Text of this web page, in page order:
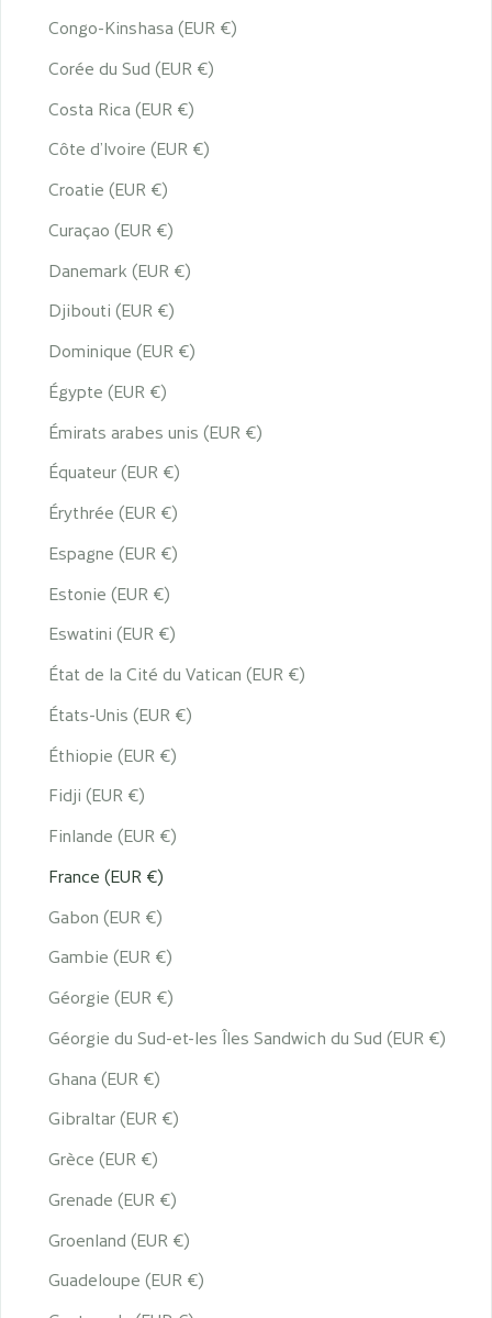
Congo-Kinshasa (EUR €)
Corée du Sud (EUR €)
Costa Rica (EUR €)
Côte d’Ivoire (EUR €)
Croatie (EUR €)
Curaçao (EUR €)
Danemark (EUR €)
Djibouti (EUR €)
Dominique (EUR €)
Égypte (EUR €)
Émirats arabes unis (EUR €)
Équateur (EUR €)
Érythrée (EUR €)
Espagne (EUR €)
Estonie (EUR €)
Eswatini (EUR €)
État de la Cité du Vatican (EUR €)
États-Unis (EUR €)
Éthiopie (EUR €)
Fidji (EUR €)
Finlande (EUR €)
France (EUR €)
Gabon (EUR €)
Gambie (EUR €)
Géorgie (EUR €)
Géorgie du Sud-et-les Îles Sandwich du Sud (EUR €)
Ghana (EUR €)
Gibraltar (EUR €)
Grèce (EUR €)
Grenade (EUR €)
Groenland (EUR €)
Guadeloupe (EUR €)